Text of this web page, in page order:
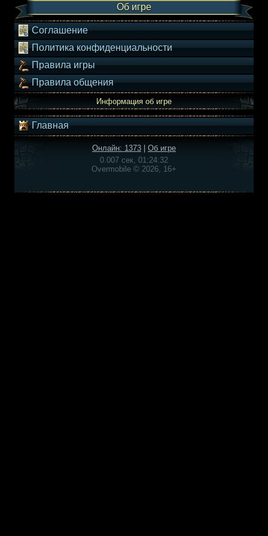
Об игре
Соглашение
Политика конфиденциальности
Правила игры
Правила общения
Информация об игре
Главная
Онлайн: 1373
Об игре
0.007 сек, 01:24:32
Overmobile © 2026, 16+